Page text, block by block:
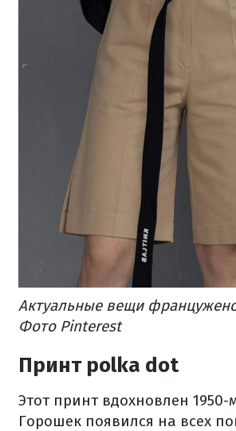
Актуальные вещи
Фото Pinterest
Принт polka dot
Этот принт вдохновлен 1950-
Горошек появился на всех